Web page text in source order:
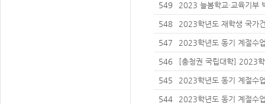
549 2023 늘봄학교·교육기
548 2023학년도 재학생 국가
547
2023학년도 동기 계절수
학 안내(6차)
546
[충청권 국립대학] 2023
대학교 학점 교류 안내
545
2023학년도 동기 계절수
학 안내(5차)
544
2023학년도 동기 계절수